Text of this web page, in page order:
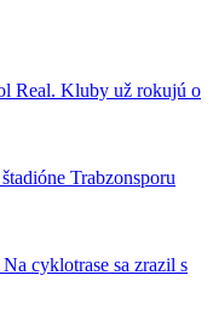
Real. Kluby už rokujú o
Trabzonsporu
cyklotrase sa zrazil s